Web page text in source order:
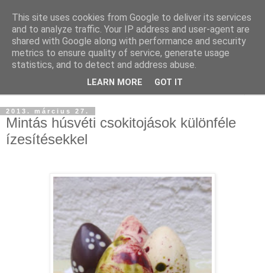
2013. március 27.
Mintás húsvéti csokitojások különféle
ízesítésekkel
This site uses cookies from Google to deliver its services
and to analyze traffic. Your IP address and user-agent are
shared with Google along with performance and security
metrics to ensure quality of service, generate usage
statistics, and to detect and address abuse.
LEARN MORE GOT IT